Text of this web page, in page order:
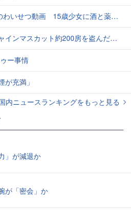
飲ませ性的暴行か 54歳男を再逮捕 「薬もありますよ」とSNSで誘い出し
房を盗んだ疑い ネットで販売か 無職の男（42）逮捕 岡山県警
ー事情
が充満」
内ニュースランキングをもっと見る
」が減退か
が「密会」か